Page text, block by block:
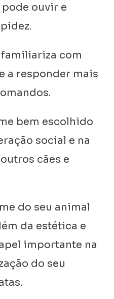
ouvir e
com
a responder mais
bem escolhido
social e na
cães e
do seu animal
da estética e
importante na
do seu